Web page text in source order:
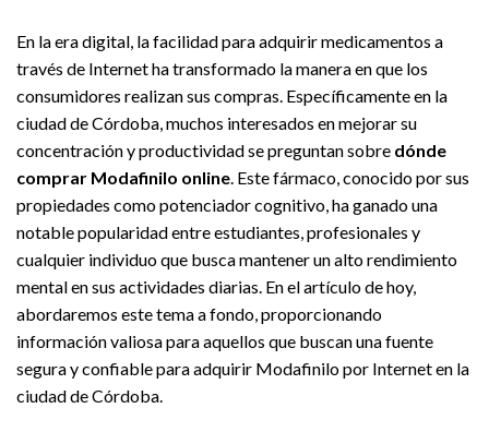
En la era digital, la facilidad para adquirir medicamentos a
través de Internet ha transformado la manera en que los
consumidores realizan sus compras. Específicamente en la
ciudad de Córdoba, muchos interesados en mejorar su
concentración y productividad se preguntan sobre dónde
comprar Modafinilo online . Este fármaco, conocido por sus
propiedades como potenciador cognitivo, ha ganado una
notable popularidad entre estudiantes, profesionales y
cualquier individuo que busca mantener un alto rendimiento
mental en sus actividades diarias. En el artículo de hoy,
abordaremos este tema a fondo, proporcionando
información valiosa para aquellos que buscan una fuente
segura y confiable para adquirir Modafinilo por Internet en la
ciudad de Córdoba.